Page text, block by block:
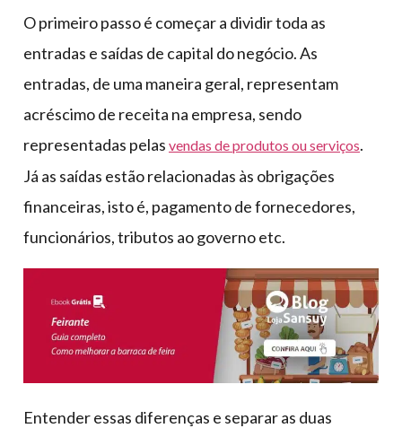
O primeiro passo é começar a dividir toda as
entradas e saídas de capital do negócio. As
entradas, de uma maneira geral, representam
acréscimo de receita na empresa, sendo
representadas pelas vendas de produtos ou serviços.
Já as saídas estão relacionadas às obrigações
financeiras, isto é, pagamento de fornecedores,
funcionários, tributos ao governo etc.
Entender essas diferenças e separar as duas